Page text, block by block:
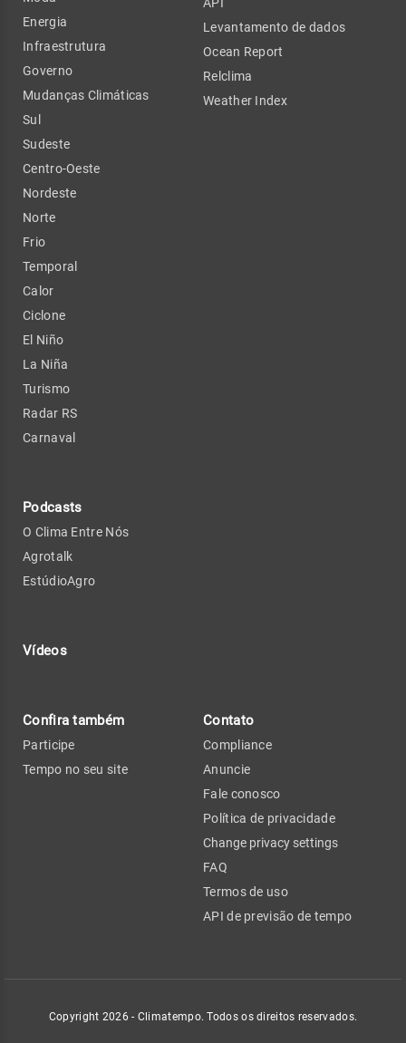
Energia
Infraestrutura
Governo
Mudanças Climáticas
Sul
Sudeste
Centro-Oeste
Nordeste
Norte
Frio
Temporal
Calor
Ciclone
El Niño
La Niña
Turismo
Radar RS
Carnaval
Podcasts
O Clima Entre Nós
Agrotalk
EstúdioAgro
Vídeos
Levantamento de dados
Ocean Report
Relclima
Weather Index
Confira também
Participe
Tempo no seu site
Contato
Compliance
Anuncie
Fale conosco
Política de privacidade
Change privacy settings
FAQ
Termos de uso
API de previsão de tempo
Copyright 2026 - Climatempo. Todos os direitos reservados.